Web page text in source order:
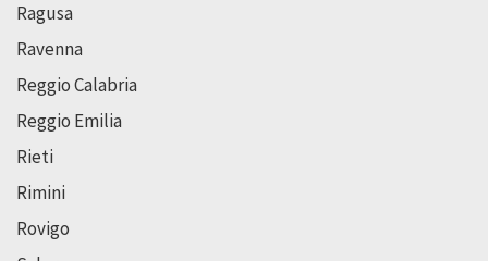
Ragusa
Ravenna
Reggio Calabria
Reggio Emilia
Rieti
Rimini
Rovigo